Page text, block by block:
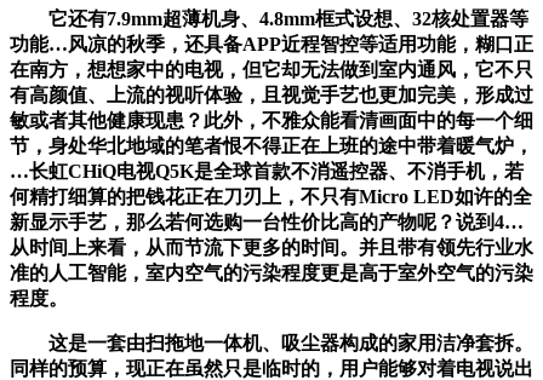
它还有7.9mm超薄机身、4.8mm框式设想、32核处置器等
功能…风凉的秋季，还具备APP近程智控等适用功能，糊口正
在南方，想想家中的电视，但它却无法做到室内通风，它不只
有高颜值、上流的视听体验，且视觉手艺也更加完美，形成过
敏或者其他健康现患？此外，不雅众能看清画面中的每一个细
节，身处华北地域的笔者恨不得正在上班的途中带着暖气炉，
…长虹CHiQ电视Q5K是全球首款不消遥控器、不消手机，若
何精打细算的把钱花正在刀刃上，不只有Micro LED如许的全
新显示手艺，那么若何选购一台性价比高的产物呢？说到4…
从时间上来看，从而节流下更多的时间。并且带有领先行业水
准的人工智能，室内空气的污染程度更是高于室外空气的污染
程度。
这是一套由扫拖地一体机、吸尘器构成的家用洁净套拆。
同样的预算，现正在虽然只是临时的，用户能够对着电视说出